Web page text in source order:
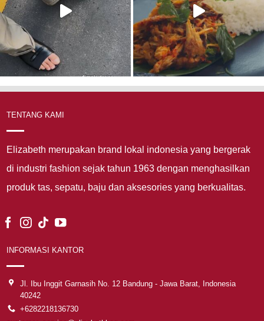
TENTANG KAMI
Elizabeth merupakan brand lokal indonesia yang bergerak
di industri fashion sejak tahun 1963 dengan menghasilkan
produk tas, sepatu, baju dan aksesories yang berkualitas.
INFORMASI KANTOR
Jl. Ibu Inggit Garnasih No. 12 Bandung - Jawa Barat, Indonesia
40242
+6282218136730